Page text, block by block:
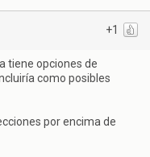
+1
tiene opciones de
como posibles
por encima de